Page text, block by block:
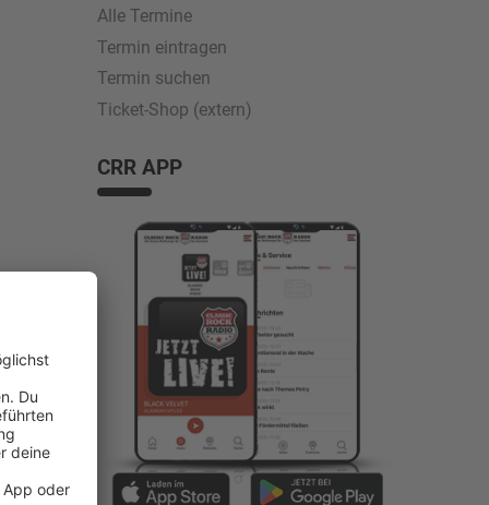
Alle Termine
Termin eintragen
Termin suchen
Ticket-Shop (extern)
CRR APP